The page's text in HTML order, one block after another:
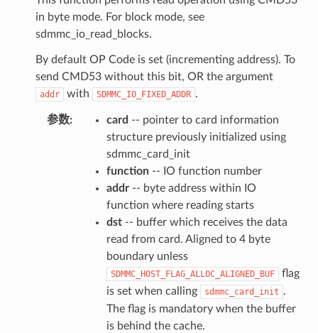
in byte mode. For block mode, see
sdmmc_io_read_blocks.
By default OP Code is set (incrementing address). To
send CMD53 without this bit, OR the argument
addr with SDMMC_IO_FIXED_ADDR .
参数: card -- pointer to card information
structure previously initialized using
sdmmc_card_init
function-- IO function number
addr-- byte address within IO
function where reading starts
dst-- buffer which receives the data
read from card. Aligned to 4 byte
boundary unless
SDMMC_HOST_FLAG_ALLOC_ALIGNED_BUF
flag
is set when calling
sdmmc_card_init .
The flag is mandatory when the buffer
is behind the cache.